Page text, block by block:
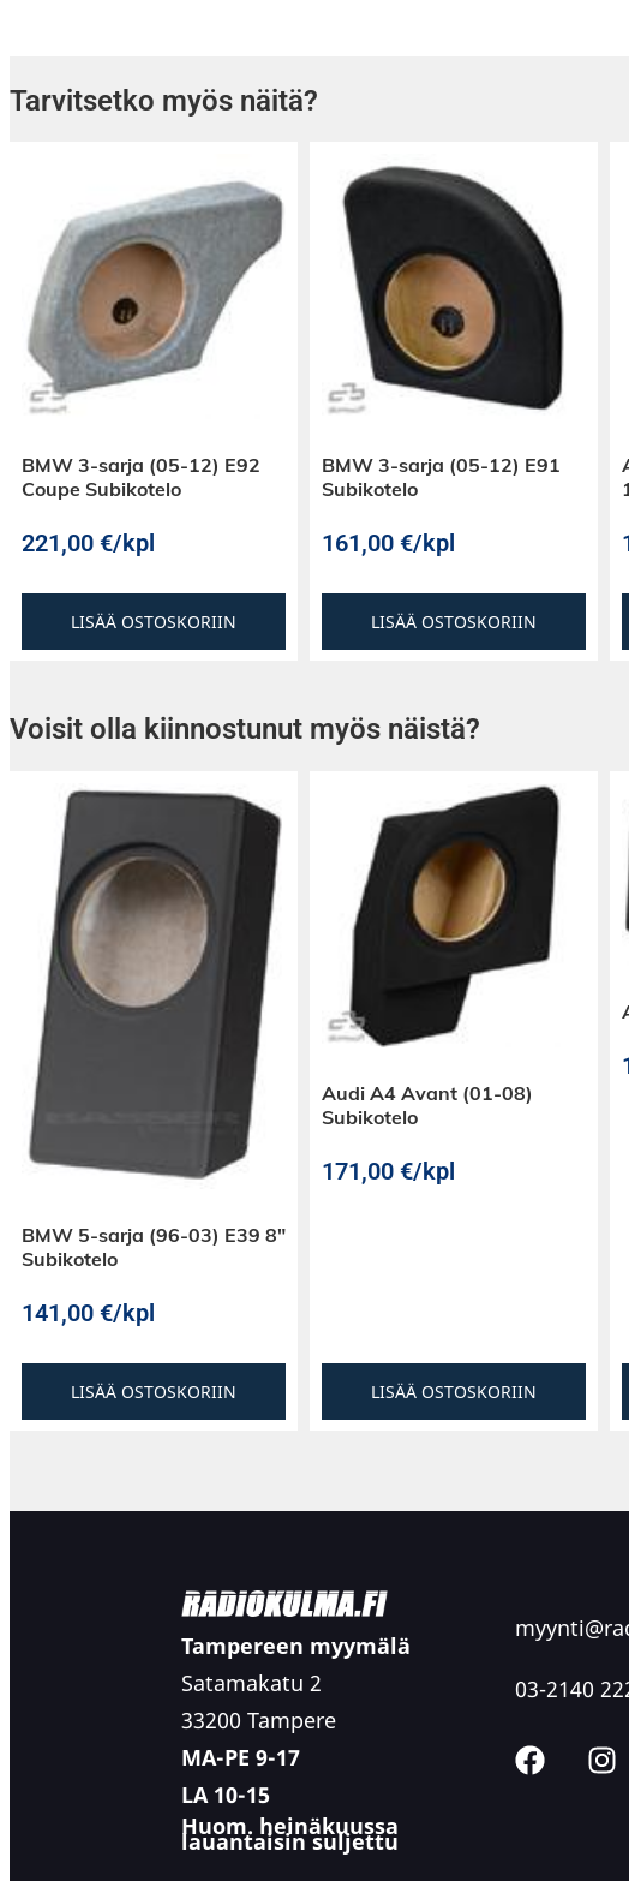
Tarvitsetko myös näitä?
BMW 3-sarja (05-12) E92
Coupe Subikotelo
221,00 €/kpl
LISÄÄ OSTOSKORIIN
BMW 3-sarja (05-12) E91
Subikotelo
161,00 €/kpl
LISÄÄ OSTOSKORIIN
Voisit olla kiinnostunut myös näistä?
BMW 5-sarja (96-03) E39 8″
Subikotelo
141,00 €/kpl
LISÄÄ OSTOSKORIIN
Audi A4 Avant (01-08)
Subikotelo
171,00 €/kpl
LISÄÄ OSTOSKORIIN
Tampereen myymälä
Satamakatu 2
33200 Tampere
MA-PE 9-17
LA 10-15
Huom. heinäkuussa
lauantaisin suljettu
03-2140